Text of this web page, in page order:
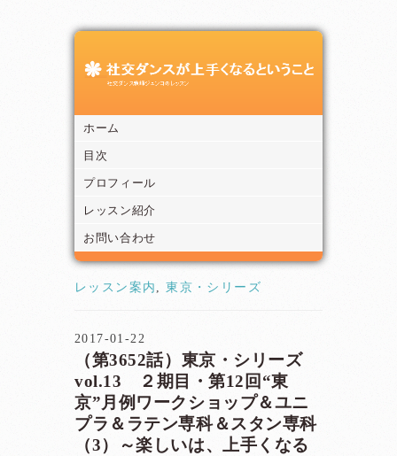
ホーム
目次
プロフィール
レッスン紹介
お問い合わせ
レッスン案内 ,東京・シリーズ
2017-01-22
（第3652話）東京・シリーズ
vol.13 ２期目・第12回“東
京”月例ワークショップ＆ユニ
プラ＆ラテン専科＆スタン専科
（3）～楽しいは、上手くなる